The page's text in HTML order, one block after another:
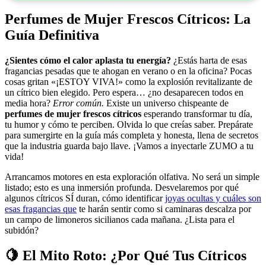
Perfumes de Mujer Frescos Cítricos: La
Guía Definitiva
¿Sientes cómo el calor aplasta tu energía? ¿Estás harta de esas
fragancias pesadas que te ahogan en verano o en la oficina? Pocas
cosas gritan «¡ESTOY VIVA!» como la explosión revitalizante de
un cítrico bien elegido. Pero espera… ¿no desaparecen todos en
media hora? Error común. Existe un universo chispeante de
perfumes de mujer frescos cítricos esperando transformar tu día,
tu humor y cómo te perciben. Olvida lo que creías saber. Prepárate
para sumergirte en la guía más completa y honesta, llena de secretos
que la industria guarda bajo llave. ¡Vamos a inyectarle ZUMO a tu
vida!
Arrancamos motores en esta exploración olfativa. No será un simple
listado; esto es una inmersión profunda. Desvelaremos por qué
algunos cítricos SÍ duran, cómo identificarjoyas ocultas y cuáles son
esas fragancias que te harán sentir como si caminaras descalza por
un campo de limoneros sicilianos cada mañana. ¿Lista para el
subidón?
🍋 El Mito Roto: ¿Por Qué Tus Cítricos